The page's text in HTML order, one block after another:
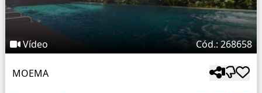
Vídeo Cód.: 268658
MOEMA